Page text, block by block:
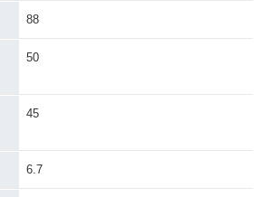
88
50
45
6.7